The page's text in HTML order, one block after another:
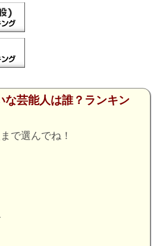
な芸能人は誰？ランキン
で選んでね！